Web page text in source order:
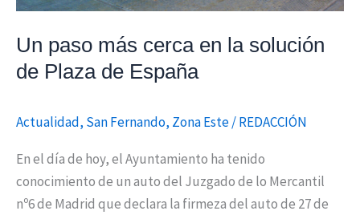
Un paso más cerca en la solución
de Plaza de España
Actualidad, San Fernando, Zona Este/REDACCIÓN
En el día de hoy, el Ayuntamiento ha tenido
conocimiento de un auto del Juzgado de lo Mercantil
nº6 de Madrid que declara la firmeza del auto de 27 de
de
España